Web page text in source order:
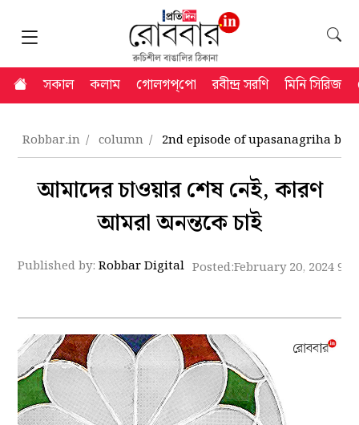
সকাল কলাম গোলগপ্‌পো রবীন্দ্র সরণি মিনি সিরিজ
Robbar.in column 2nd episode of upasanagriha by
আমাদের চাওয়ার শেষ নেই, কারণ
আমরা অনন্তকে চাই
Published by:Robbar Digital Posted:February 20, 2024